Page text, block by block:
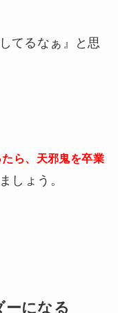
てるなぁ』と思
ら、天邪鬼を卒業
しょう。
ーになる